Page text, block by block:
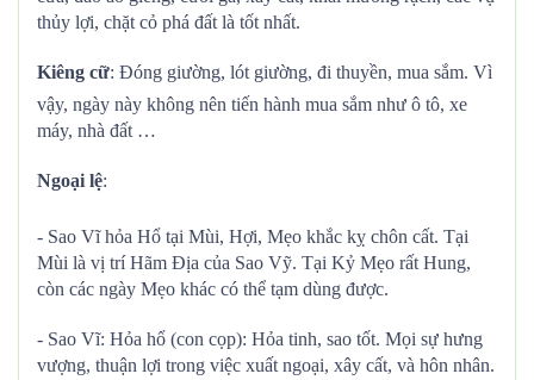
thủy lợi, chặt cỏ phá đất là tốt nhất.
Kiêng cữ: Đóng giường, lót giường, đi thuyền, mua sắm. Vì
vậy, ngày này không nên tiến hành mua sắm như ô tô, xe
máy, nhà đất …
Ngoại lệ:
- Sao Vĩ hỏa Hổ tại Mùi, Hợi, Mẹo khắc kỵ chôn cất. Tại
Mùi là vị trí Hãm Địa của Sao Vỹ. Tại Kỷ Mẹo rất Hung,
còn các ngày Mẹo khác có thể tạm dùng được.
- Sao Vĩ: Hỏa hổ (con cọp): Hỏa tinh, sao tốt. Mọi sự hưng
vượng, thuận lợi trong việc xuất ngoại, xây cất, và hôn nhân.